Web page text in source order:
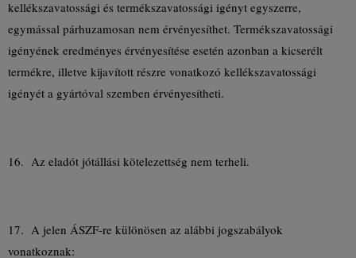
kellékszavatossági és termékszavatossági igényt egyszerre,
egymással párhuzamosan nem érvényesíthet. Termékszavatossági
igényének eredményes érvényesítése esetén azonban a kicserélt
termékre, illetve kijavított részre vonatkozó kellékszavatossági
igényét a gyártóval szemben érvényesítheti.
16. Az eladót jótállási kötelezettség nem terheli.
17. A jelen ÁSZF-re különösen az alábbi jogszabályok
vonatkoznak: